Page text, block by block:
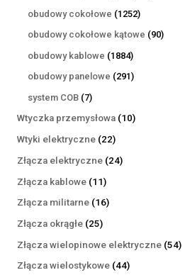
obudowy cokołowe 12521252
produkty
obudowy cokołowe kątowe 9090
obudowy kablowe 18841884
produkty
obudowy panelowe 291291
system COB 77
produktów
Wtyczka przemysłowa 1010
Wtyki elektryczne 2222
produkty
Złącza elektryczne 2424
Złącza kablowe 1111
produktów
Złącza militarne 1616
Złącza okrągłe 2525
produktów
Złącza wielopinowe elektryczne 5454
Złącza wielostykowe 4444